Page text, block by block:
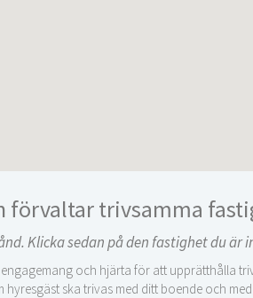
förvaltar trivsamma
Klicka sedan på den fastighet du
och hjärta för att upprätthålla
ska trivas med ditt boende och